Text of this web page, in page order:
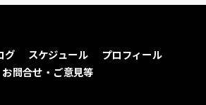
グ スケジュール
プロフィール
お問合せ・ご意見等